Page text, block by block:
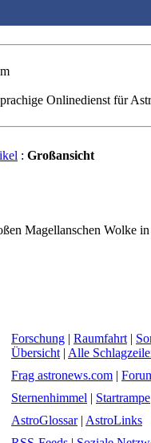
Onlinedienst für
: Großansicht
Magellanschen Wolke
Forschung | Raumfahrt |
Übersicht | Alle
Frag astronews.com |
Sternenhimmel | Startrampe
AstroGlossar| AstroLinks